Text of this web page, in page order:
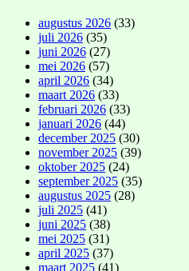
augustus 2026 (33)
juli 2026 (35)
juni 2026 (27)
mei 2026 (57)
april 2026 (34)
maart 2026 (33)
februari 2026 (33)
januari 2026 (44)
december 2025 (30)
november 2025 (39)
oktober 2025 (24)
september 2025 (35)
augustus 2025 (28)
juli 2025 (41)
juni 2025 (38)
mei 2025 (31)
april 2025 (37)
maart 2025 (41)